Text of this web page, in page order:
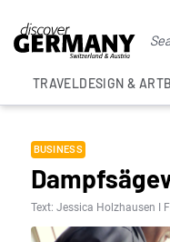
TRAVELDESIGN & ART
BUSINESS
Text: Jessica Holzhausen I